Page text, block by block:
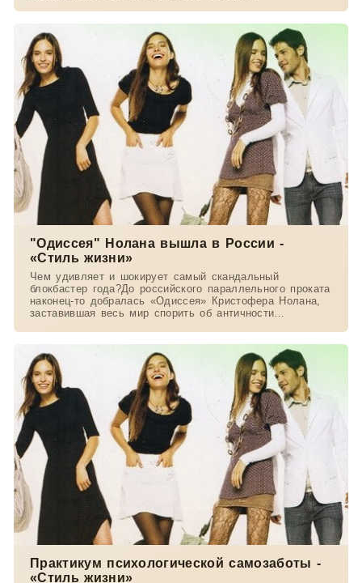
"Одиссея" Нолана вышла в России -
«Стиль жизни»
Чем удивляет и шокирует самый скандальный
блокбастер года?До российского параллельного проката
наконец-то добралась «Одиссея» Кристофера Нолана,
заставившая весь мир спорить об античности
Практикум психологической самозаботы -
«Стиль жизни»